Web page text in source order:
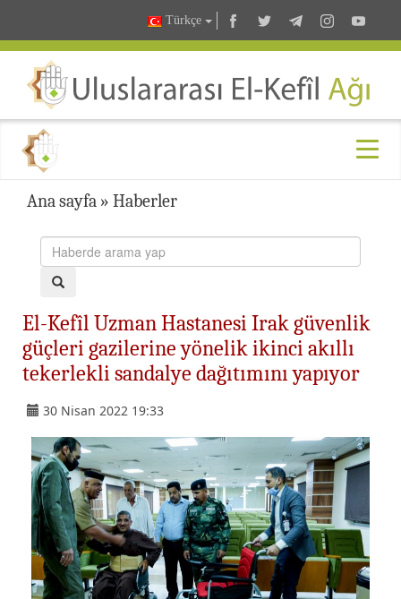
Türkçe
Ana sayfa » Haberler
El-Kefîl Uzman Hastanesi Irak güvenlik
güçleri gazilerine yönelik ikinci akıllı
tekerlekli sandalye dağıtımını yapıyor
30 Nisan 2022 19:33